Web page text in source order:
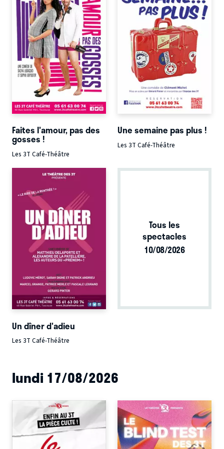
Faites l'amour, pas des
gosses !
Les 3T Café-Théâtre
Une semaine pas plus !
Les 3T Café-Théâtre
Un dîner d'adieu
Les 3T Café-Théâtre
Tous les
spectacles
10/08/2026
lundi 17/08/2026